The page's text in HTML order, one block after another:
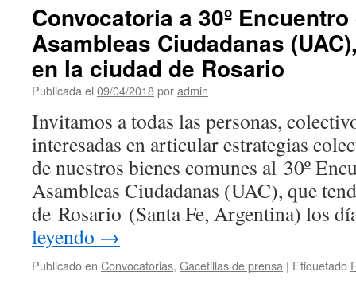
Convocatoria a 30º
Asambleas Ciudadanas
en la ciudad de Rosario
Publicada el 09/04/2018poradmin
Invitamos a todas las personas,
interesadas en articular estrategias
de nuestros bienes comunes al 30º
Asambleas Ciudadanas (UAC), que
de Rosario (Santa Fe, Argentina) los
leyendo →
Publicado en Convocatorias, Gacetillas de prensa | Etiquetado